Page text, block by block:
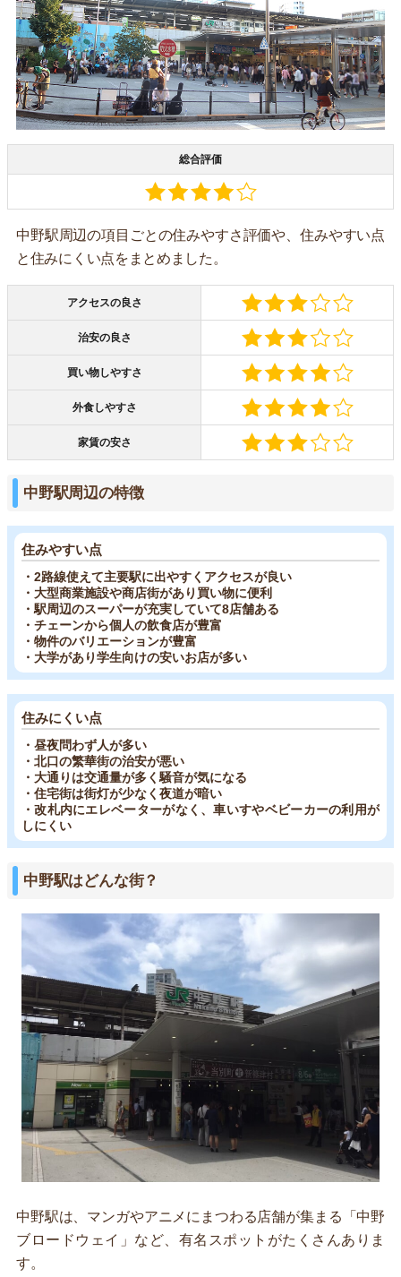
総合評価
中野駅周辺の項目ごとの住みやすさ評価や、住みやすい点
と住みにくい点をまとめました。
アクセスの良さ
治安の良さ
買い物しやすさ
外食しやすさ
家賃の安さ
中野駅周辺の特徴
住みやすい点
・2路線使えて主要駅に出やすくアクセスが良い
・大型商業施設や商店街があり買い物に便利
・駅周辺のスーパーが充実していて8店舗ある
・チェーンから個人の飲食店が豊富
・物件のバリエーションが豊富
・大学があり学生向けの安いお店が多い
住みにくい点
・昼夜問わず人が多い
・北口の繁華街の治安が悪い
・大通りは交通量が多く騒音が気になる
・住宅街は街灯が少なく夜道が暗い
・改札内にエレベーターがなく、車いすやベビーカーの利用が
しにくい
中野駅はどんな街？
中野駅は、マンガやアニメにまつわる店舗が集まる「中野
ブロードウェイ」など、有名スポットがたくさんありま
す。